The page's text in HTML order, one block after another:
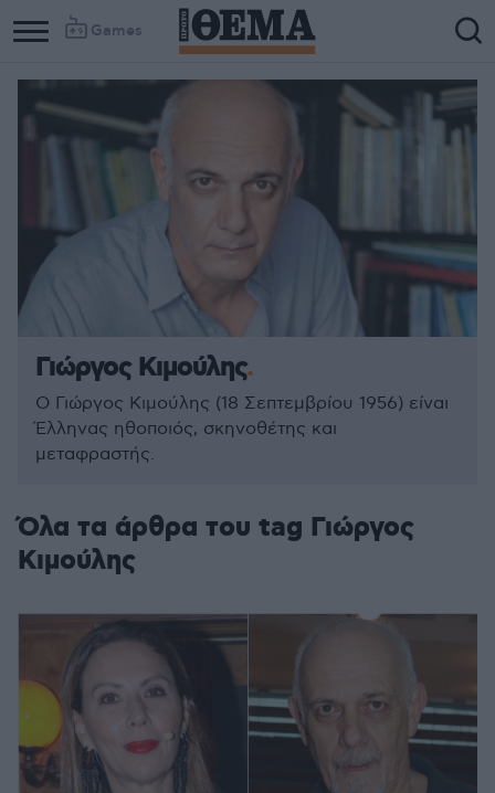
Games
Γιώργος Κιμούλης
Ο Γιώργος Κιμούλης (18 Σεπτεμβρίου 1956) είναι
Έλληνας ηθοποιός, σκηνοθέτης και
μεταφραστής.
Όλα τα άρθρα του tag Γιώργος
Κιμούλης